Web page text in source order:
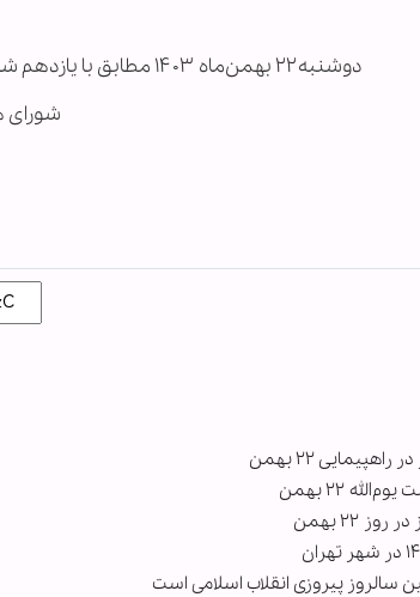
دوشنبه۲۲ بهمن‌ماه ۱۴۰۳ مطابق با یازدهم شعبان‌المعظم شعبان ۱۴۴۶
شورای
۲۲ بهمن
۲۲ بهمن
بهمن
پیروزی انقلاب اسلامی است